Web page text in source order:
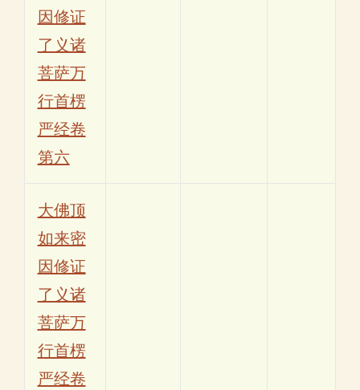
因修证
了义诸
菩萨万
行首楞
严经卷
第六
大佛顶
如来密
因修证
了义诸
菩萨万
行首楞
严经卷